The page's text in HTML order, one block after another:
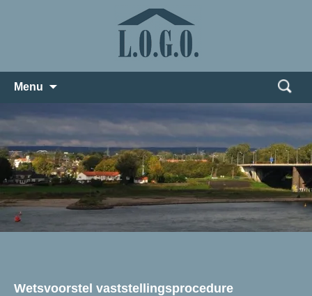
Menu
Zoeken
naar:
Wetsvoorstel vaststellingsprocedure